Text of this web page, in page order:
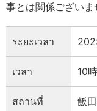
事とは関係ございま
ระยะเวลา
เวลา 10
สถานที่ 飯